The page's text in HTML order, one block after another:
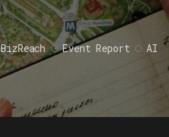
BizReach Event Report AI